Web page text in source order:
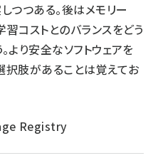
つつある。後はメモリー
コストとのバランスをどう
り安全なソフトウェアを
択肢があることは覚えてお
Registry